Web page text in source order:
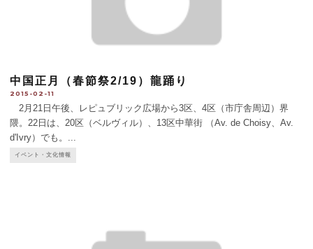
中国正月（春節祭2/19）龍踊り
2015-02-11
2月21日午後、レピュブリック広場から3区、4区（市庁舎周辺）界
隈。22日は、20区（ベルヴィル）、13区中華街 （Av. de Choisy、Av.
d'Ivry）でも。 ...
イベント・文化情報